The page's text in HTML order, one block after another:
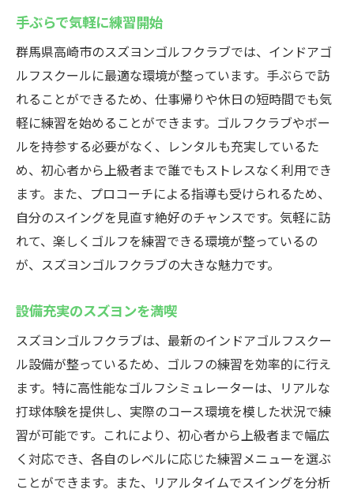
手ぶらで気軽に練習開始
群馬県高崎市のスズヨンゴルフクラブでは、インドアゴ
ルフスクールに最適な環境が整っています。手ぶらで訪
れることができるため、仕事帰りや休日の短時間でも気
軽に練習を始めることができます。ゴルフクラブやボー
ルを持参する必要がなく、レンタルも充実しているた
め、初心者から上級者まで誰でもストレスなく利用でき
ます。また、プロコーチによる指導も受けられるため、
自分のスイングを見直す絶好のチャンスです。気軽に訪
れて、楽しくゴルフを練習できる環境が整っているの
が、スズヨンゴルフクラブの大きな魅力です。
設備充実のスズヨンを満喫
スズヨンゴルフクラブは、最新のインドアゴルフスクー
ル設備が整っているため、ゴルフの練習を効率的に行え
ます。特に高性能なゴルフシミュレーターは、リアルな
打球体験を提供し、実際のコース環境を模した状況で練
習が可能です。これにより、初心者から上級者まで幅広
く対応でき、各自のレベルに応じた練習メニューを選ぶ
ことができます。また、リアルタイムでスイングを分析